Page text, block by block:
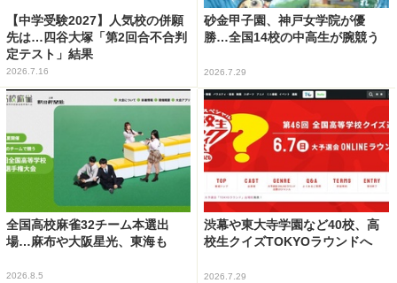
【中学受験2027】人気校の併願
先は…四谷大塚「第2回合不合判
定テスト」結果
2026.7.16
砂金甲子園、神戸女学院が優
勝…全国14校の中高生が腕競う
2026.7.29
全国高校麻雀32チーム本選出
場…麻布や大阪星光、東海も
2026.8.5
渋幕や東大寺学園など40校、高
校生クイズTOKYOラウンドへ
2026.7.29